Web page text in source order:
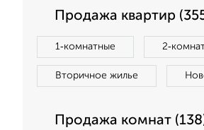
Продажа квартир
1‑комнатные
Вторичное жилье
Продажа комнат